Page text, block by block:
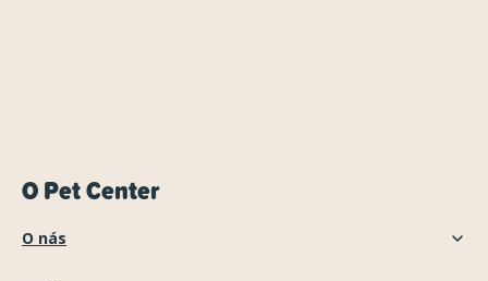
O Pet Center
O nás